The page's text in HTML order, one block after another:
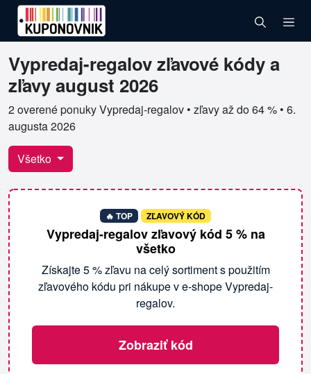
Vypredaj-regalov zľavové kódy a
zľavy august 2026
2 overené ponuky Vypredaj-regalov • zľavy až do 64 % • 6.
augusta 2026
Overené kupóny pre Vypredaj-regalov
Všetko
🔥 TOP ZĽAVOVÝ KÓD
Vypredaj-regalov zľavový kód 5 % na
všetko
Získajte 5 % zľavu na celý sortiment s použitím
zľavového kódu pri nákupe v e-shope Vypredaj-
regalov.
Zobraziť kód